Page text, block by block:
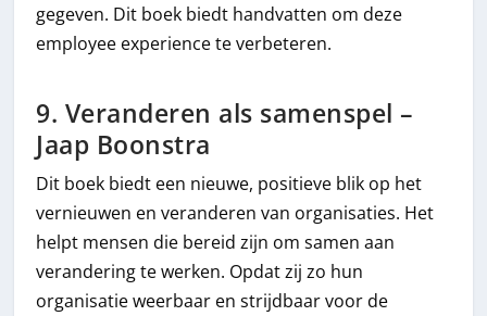
gegeven. Dit boek biedt handvatten om deze
employee experience te verbeteren.
9. Veranderen als samenspel –
Jaap Boonstra
Dit boek biedt een nieuwe, positieve blik op het
vernieuwen en veranderen van organisaties. Het
helpt mensen die bereid zijn om samen aan
verandering te werken. Opdat zij zo hun
organisatie weerbaar en strijdbaar voor de